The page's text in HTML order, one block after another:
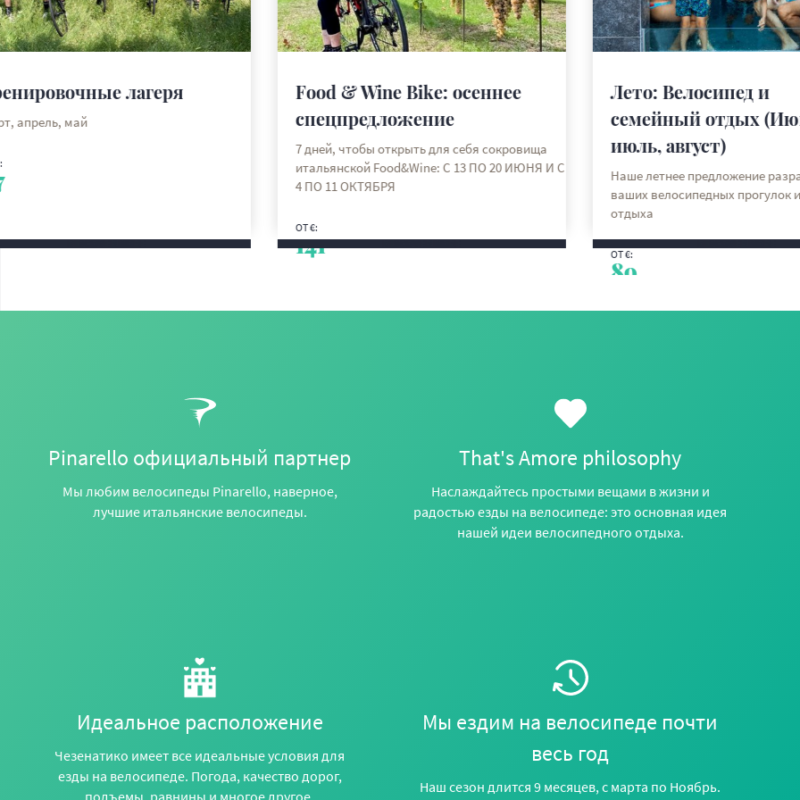
MORE
Food & Wine Bike: осеннее
спецпредложение
7 дней, чтобы открыть для себя сокровища
итальянской Food&Wine: С 13 ПО 20 ИЮНЯ И С
141 DISCOVER MORE
Лето: Велосипед и
семейный отдых (Июнь,
июль, август)
Наше летнее предложение разработано для
ваших велосипедных прогулок и семейного
DISCOVER MORE
Pinarello официальный партнер
Мы любим велосипеды Pinarello, наверное,
лучшие итальянские велосипеды.
That's Amore philosophy
Наслаждайтесь простыми вещами в жизни и
радостью езды на велосипеде: это основная идея
нашей идеи велосипедного отдыха.
Идеальное расположение
Чезенатико имеет все идеальные условия для
езды на велосипеде. Погода, качество дорог,
подъемы, равнины и многое другое.
Мы ездим на велосипеде почти
весь год
Наш сезон длится 9 месяцев, с марта по Ноябрь.